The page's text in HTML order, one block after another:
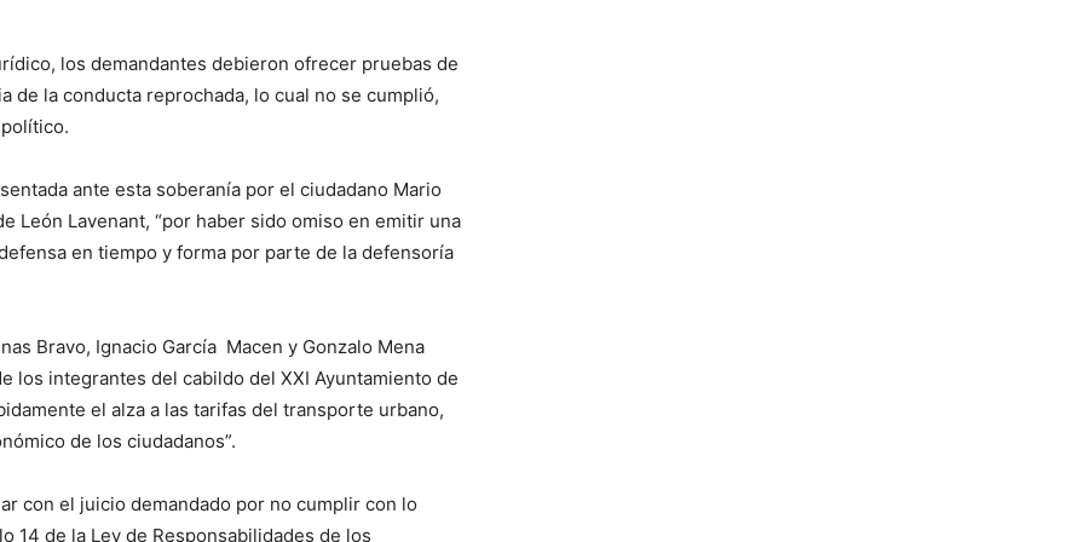
los demandantes debieron ofrecer pruebas de
de la conducta reprochada, lo cual no se cumplió,
ante esta soberanía por el ciudadano Mario
León Lavenant, “por haber sido omiso en emitir una
en tiempo y forma por parte de la defensoría
Bravo, Ignacio García Macen y Gonzalo Mena
los integrantes del cabildo del XXI Ayuntamiento de
el alza a las tarifas del transporte urbano,
de los ciudadanos”.
con el juicio demandado por no cumplir con lo
14 de la Ley de Responsabilidades de los